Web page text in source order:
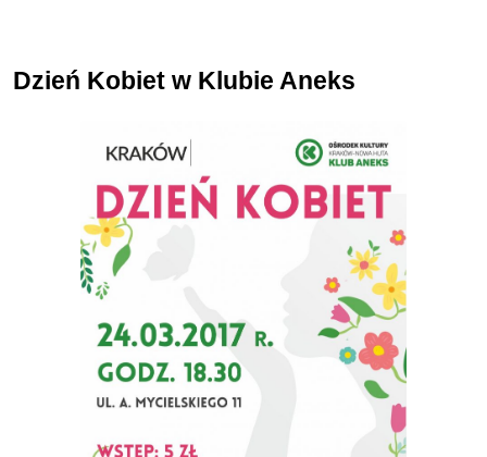
Dzień Kobiet w Klubie Aneks